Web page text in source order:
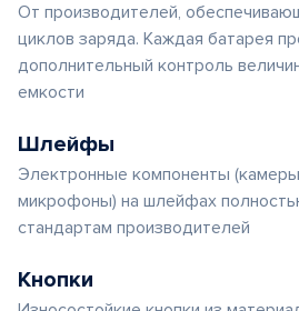
От производителей,
циклов заряда. Каждая батарея
дополнительный контроль
емкости
Шлейфы
Электронные компоненты
микрофоны) на шлейфах
стандартам производителей
Кнопки